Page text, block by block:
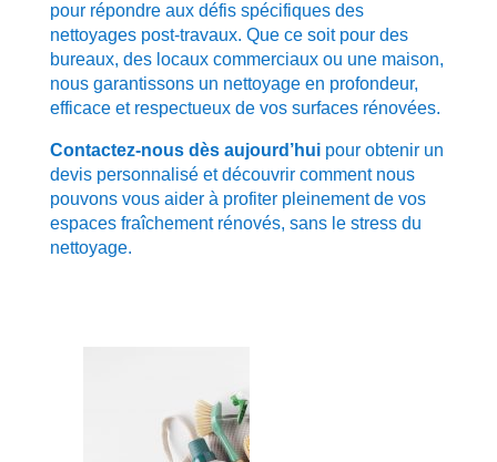
pour répondre aux défis spécifiques des
nettoyages post-travaux. Que ce soit pour des
bureaux, des locaux commerciaux ou une maison,
nous garantissons un nettoyage en profondeur,
efficace et respectueux de vos surfaces rénovées.
Contactez-nous dès aujourd’huipour obtenir un
devis personnalisé et découvrir comment nous
pouvons vous aider à profiter pleinement de vos
espaces fraîchement rénovés, sans le stress du
nettoyage.